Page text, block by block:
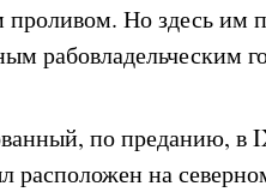
проливом. Но здесь им
рабовладельческим
по преданию, в
расположен на